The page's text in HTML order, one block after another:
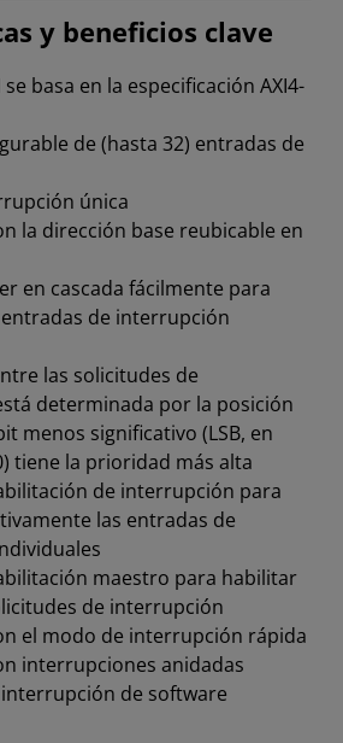
y beneficios clave
se basa en la especificación AXI4-
de (hasta 32) entradas de
única
la dirección base reubicable en
en cascada fácilmente para
de interrupción
las solicitudes de
determinada por la posición
menos significativo (LSB, en
tiene la prioridad más alta
de interrupción para
las entradas de
maestro para habilitar
de interrupción
el modo de interrupción rápida
interrupciones anidadas
de software